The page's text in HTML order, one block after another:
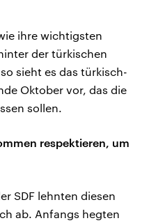
ihre wichtigsten
der türkischen
sieht es das türkisch-
Oktober vor, das die
sollen.
respektieren, um
SDF lehnten diesen
ab. Anfangs hegten